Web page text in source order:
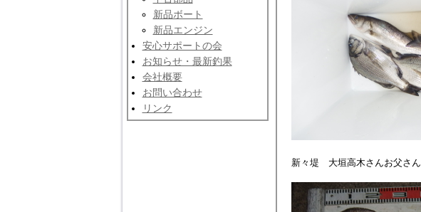
新品ボート
新品エンジン
安心サポートの会
お知らせ・最新釣果
会社概要
お問い合わせ
リンク
新々堤 大垣高木さんお父さん